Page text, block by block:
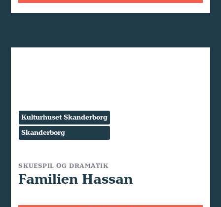
Kulturhuset Skanderborg
Skanderborg
SKUESPIL OG DRAMATIK
Familien Hassan